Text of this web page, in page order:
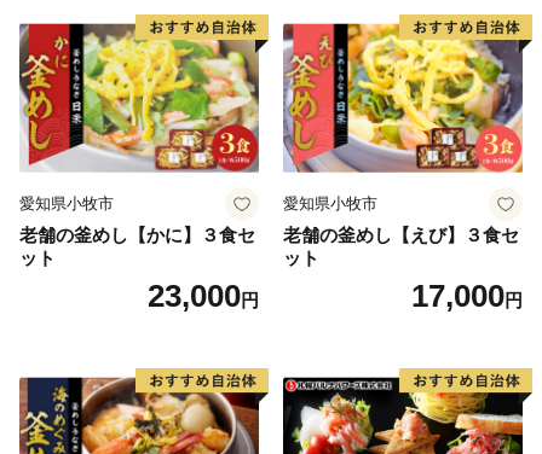
（上記URLをコピー＆ペーストしアドレスバーへ貼り付
けてご覧ください。）
■お問い合わせ先
福井県敦賀市ふるさと納税コールセンター
Mail：f.tsuruga@do-furusato.jp
受付時間 午前9時00分～午後5時45分 (土曜日・日曜
〒584-8790 富田林市中野町東2の3の69 コーユービ
ジネス内 18202
福井県敦賀市ふるさと納税 ワンストップ特例申請書類
愛知県小牧市
老舗の釜めし【かに】３食セ
ット
23,000円
愛知県小牧市
老舗の釜めし【えび】３食セ
ット
17,000円